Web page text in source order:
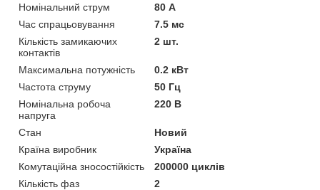
Номінальний струм
80 А
Час спрацьовування
7.5 мс
Кількість замикаючих
контактів
2 шт.
Максимальна потужність
0.2 кВт
Частота струму
50 Гц
Номінальна робоча
напруга
220 В
Стан
Новий
Країна виробник
Україна
Комутаційна зносостійкість
200000 циклів
Кількість фаз
2